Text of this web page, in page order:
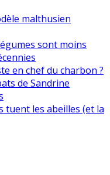
malthusien
sont moins
en chef du charbon ?
de Sandrine
tuent les abeilles (et la